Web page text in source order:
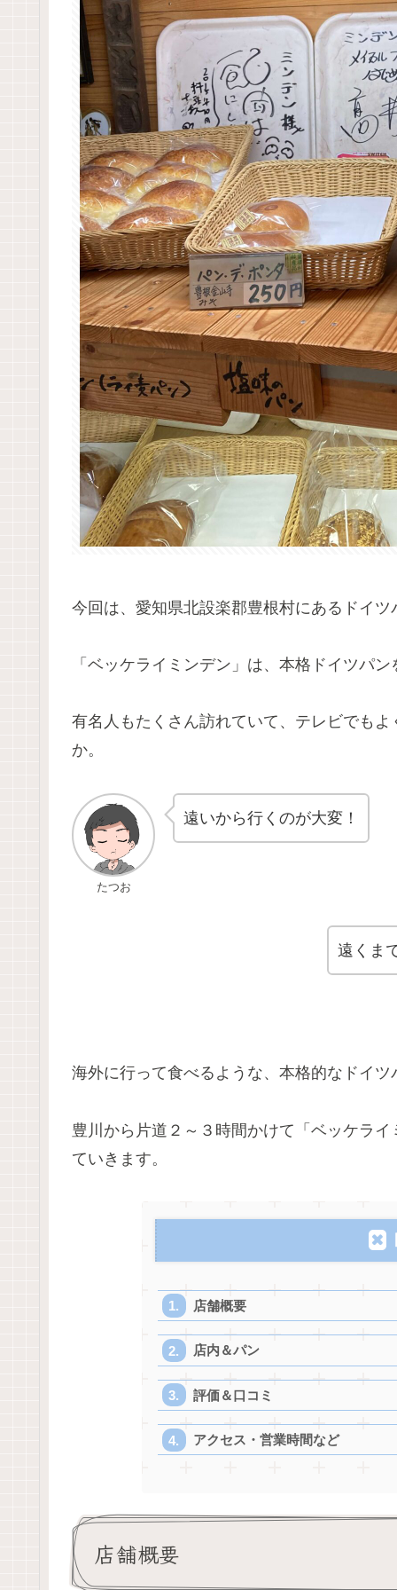
今回は、愛知県北設楽郡豊根村にあるドイ
「ベッケライミンデン」は、本格ドイツパ
有名人もたくさん訪れていて、テレビでも
か。
たつお
遠いから行くのが大変！
遠くま
海外に行って食べるような、本格的なドイ
豊川から片道２～３時間かけて「ベッケラ
ていきます。
店舗概要
店内＆パン
評価＆口コミ
アクセス・営業時間など
店舗概要